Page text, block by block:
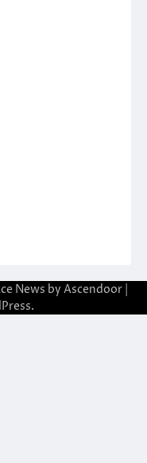
News by Ascendoor|
.